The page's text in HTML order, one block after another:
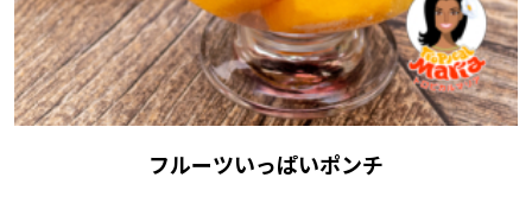
フルーツいっぱいポンチ